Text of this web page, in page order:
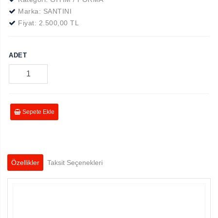
Marka: SANTINI
Fiyat: 2.500,00 TL
ADET
Sepete Ekle
Özellikler Taksit Seçenekleri